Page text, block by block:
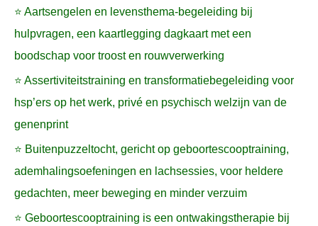
⭐ Aartsengelen en levensthema-begeleiding bij
hulpvragen, een kaartlegging dagkaart met een
boodschap voor troost en rouwverwerking
⭐ Assertiviteitstraining en transformatiebegeleiding voor
hsp’ers op het werk, privé en psychisch welzijn van de
genenprint
⭐ Buitenpuzzeltocht, gericht op geboortescooptraining,
ademhalingsoefeningen en lachsessies, voor heldere
gedachten, meer beweging en minder verzuim
⭐ Geboortescooptraining is een ontwakingstherapie bij